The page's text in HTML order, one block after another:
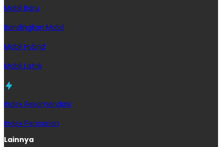
Mobil Baru
Bandingkan Mobil
Mobil Hybrid
Mobil Listrik
Index Rekomendasi
Index Pencarian
Lainnya